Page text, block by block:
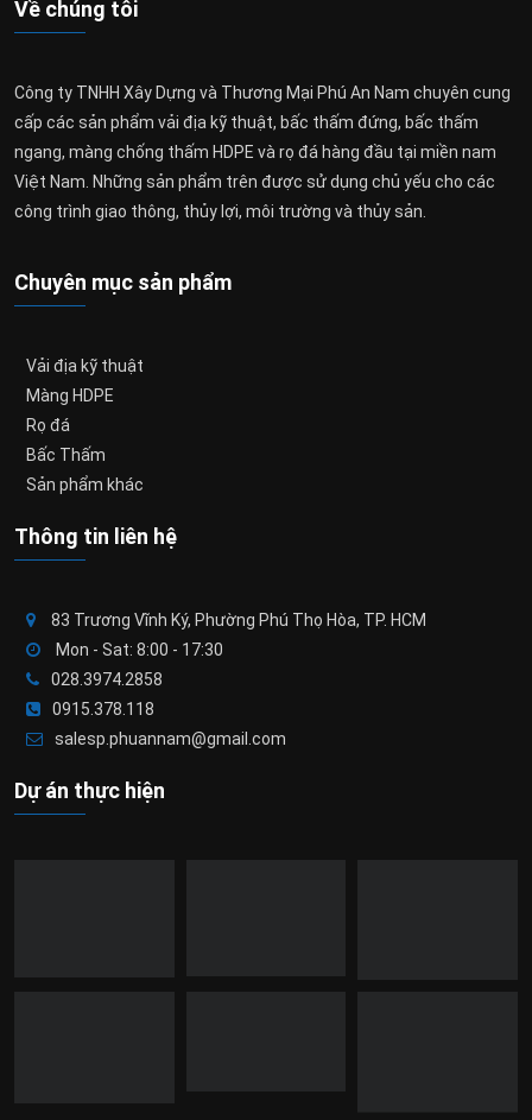
Về chúng tôi
Công ty TNHH Xây Dựng và Thương Mại Phú An Nam chuyên cung
cấp các sản phẩm vải địa kỹ thuật, bấc thấm đứng, bấc thấm
ngang, màng chống thấm HDPE và rọ đá hàng đầu tại miền nam
Việt Nam. Những sản phẩm trên được sử dụng chủ yếu cho các
công trình giao thông, thủy lợi, môi trường và thủy sản.
Chuyên mục sản phẩm
Vải địa kỹ thuật
Màng HDPE
Rọ đá
Bấc Thấm
Sản phẩm khác
Thông tin liên hệ
83 Trương Vĩnh Ký, Phường Phú Thọ Hòa, TP. HCM
Mon - Sat: 8:00 - 17:30
028.3974.2858
0915.378.118
salesp.phuannam@gmail.com
Dự án thực hiện